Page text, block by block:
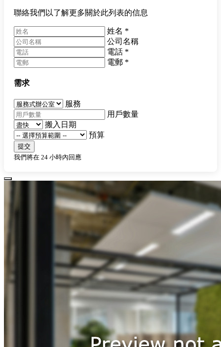
聯絡我們以了解更多關於此列表的信息
姓名 *
公司名稱
電話 *
電郵 *
需求
服務
用戶數量
搬入日期
預算
提交
我們將在 24 小時內回應